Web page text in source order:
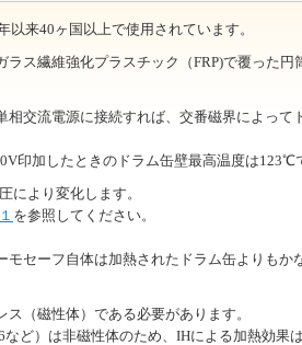
来40ヶ国以上で使用されています。
ス繊維強化プラスチック（FRP)で覆った円
交流電源に接続すれば、交番磁界によって
印加したときのドラム缶壁最高温度は123℃
により変化します。
を参照してください。
モセーフ自体は加熱されたドラム缶よりもか
（磁性体）である必要があります。
など）は非磁性体のため、IHによる加熱効果